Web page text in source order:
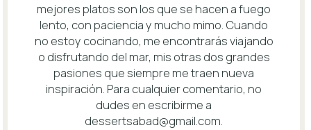
mejores platos son los que se hacen a fuego
lento, con paciencia y mucho mimo. Cuando
no estoy cocinando, me encontrarás viajando
o disfrutando del mar, mis otras dos grandes
pasiones que siempre me traen nueva
inspiración. Para cualquier comentario, no
dudes en escribirme a
dessertsabad@gmail.com.